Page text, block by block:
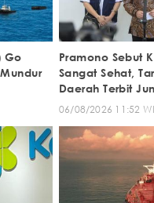
Go
Pramono Sebut
Sangat Sehat,
Daerah Terbit
06/08/2026 11:52